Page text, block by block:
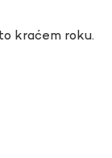
kraćem roku.